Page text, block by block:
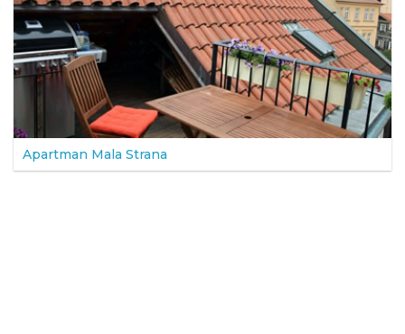
Apartman Mala Strana